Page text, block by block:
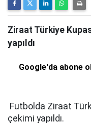
Ziraat Türkiye
yapıldı
Google'da abone
Futbolda Ziraat
çekimi yapıldı.